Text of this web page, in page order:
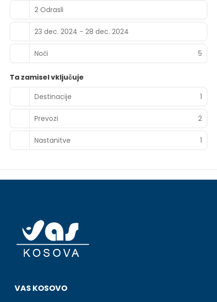
rooms. A roundtrip airport shuttle is provided for a
surcharge (available 24 hours), and self parking (subject
to charges) is available onsite.
2 Odrasli
23 dec. 2024 - 28 dec. 2024
Noči 5
Ta zamisel vključuje
Destinacije
1
Prevozi 2
Nastanitve 1
VAS KOSOVO